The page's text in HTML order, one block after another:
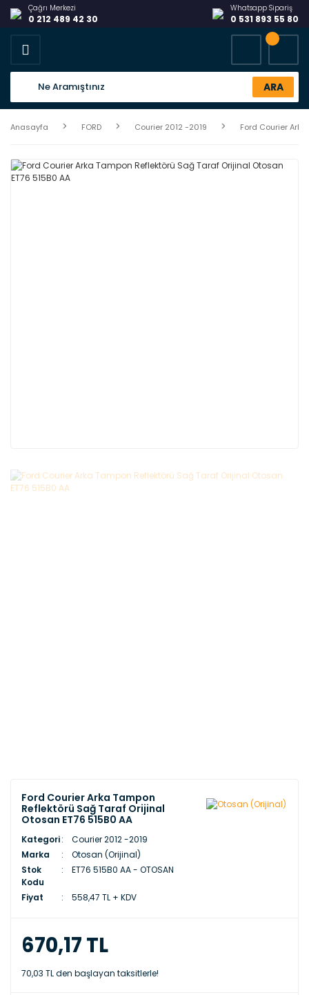
Çağrı Merkezi
0 212 489 42 30
Whatsapp Sipariş
0 531 893 55 80
ARA
Anasayfa FORD Courier 2012 -2019 Ford Courier
Ford Courier Arka Tampon
Reflektörü Sağ Taraf Orijinal
Otosan ET76 515B0 AA
Kategori
Courier 2012 -2019
Marka
Otosan (Orijinal)
Stok
Kodu
ET76 515B0 AA - OTOSAN
Fiyat 558,47 TL + KDV
670,17 TL
70,03 TL den başlayan taksitlerle!